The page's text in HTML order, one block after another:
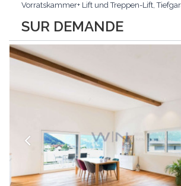
SUR DEMANDE
Vorratskammer+ Lift und Treppen-Lift,
Wintergarten schaffen ein lichtdurchflutetes
Wunder.Interessiert? JETZT anrufen: +41 76